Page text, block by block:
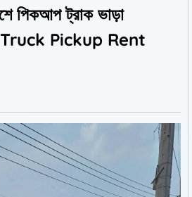
পিকআপ ট্রাক ভাড়া
Truck Pickup Rent